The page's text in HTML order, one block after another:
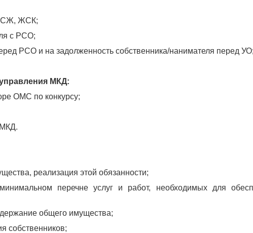
ЖСК;
с РСО;
РСО и на задолженность собственника/нанимателя перед УО;
МКД:
ОМС по конкурсу;
реализация этой обязанности;
перечне услуг и работ, необходимых для
общего имущества;
собственников;